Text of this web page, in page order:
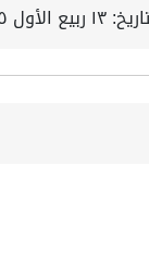
١٣ ربيع الأول ١٤٤٥